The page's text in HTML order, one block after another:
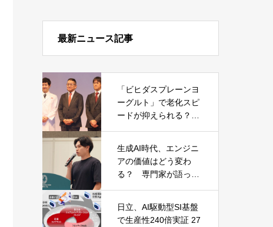
最新ニュース記事
「ビヒダスプレーンヨ
ーグルト」で老化スピ
ードが抑えられる？
生成AI時代、エンジニ
アの価値はどう変わ
る？ 専門家が語った
日立、AI駆動型SI基盤
で生産性240倍実証 27